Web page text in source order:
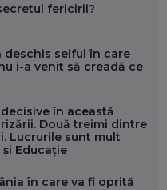
DE LA CLUJ PENTRU
INTELIGENȚI ȘI FERME
PATRIA BANK: AUTOMATIZĂM
CÂND PICĂ BAZA DE DATE, LA
fericirii?
deschis seiful în care
i-a venit să creadă ce
în această
Două treimi dintre
Lucrurile sunt mult
Educație
în care va fi oprită